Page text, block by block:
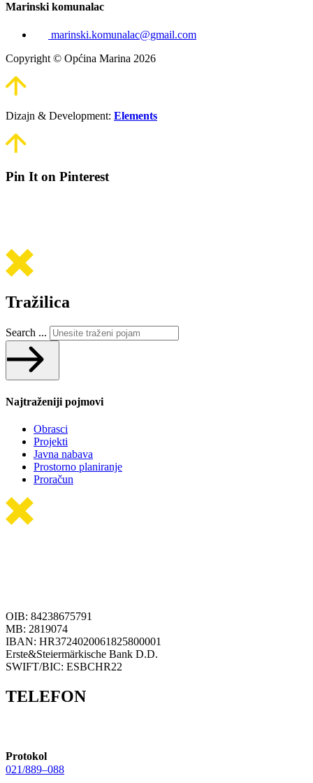
Marinski komunalac
marinski.komunalac@gmail.com
Copyright © Općina Marina 2026
Dizajn & Development: Elements
Pin It on Pinterest
Tražilica
Search ...
Najtraženiji pojmovi
Obrasci
Projekti
Javna nabava
Prostorno planiranje
Proračun
OIB: 84238675791
MB: 2819074
IBAN: HR3724020061825800001
Erste&Steiermärkische Bank D.D.
SWIFT/BIC: ESBCHR22
TELEFON
Protokol
021/889–088